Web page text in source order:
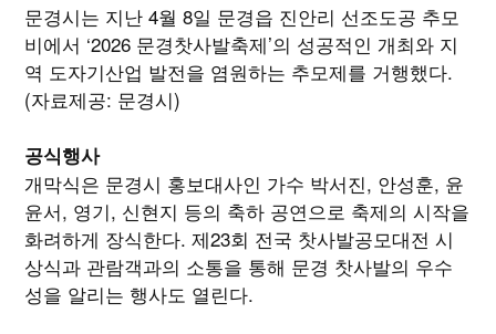
문경시는 지난 4월 8일 문경읍 진안리 선조도공 추모
비에서 ‘2026 문경찻사발축제’의 성공적인 개최와 지
역 도자기산업 발전을 염원하는 추모제를 거행했다.
(자료제공: 문경시)
공식행사
개막식은 문경시 홍보대사인 가수 박서진, 안성훈, 윤
윤서, 영기, 신현지 등의 축하 공연으로 축제의 시작을
화려하게 장식한다. 제23회 전국 찻사발공모대전 시
상식과 관람객과의 소통을 통해 문경 찻사발의 우수
성을 알리는 행사도 열린다.